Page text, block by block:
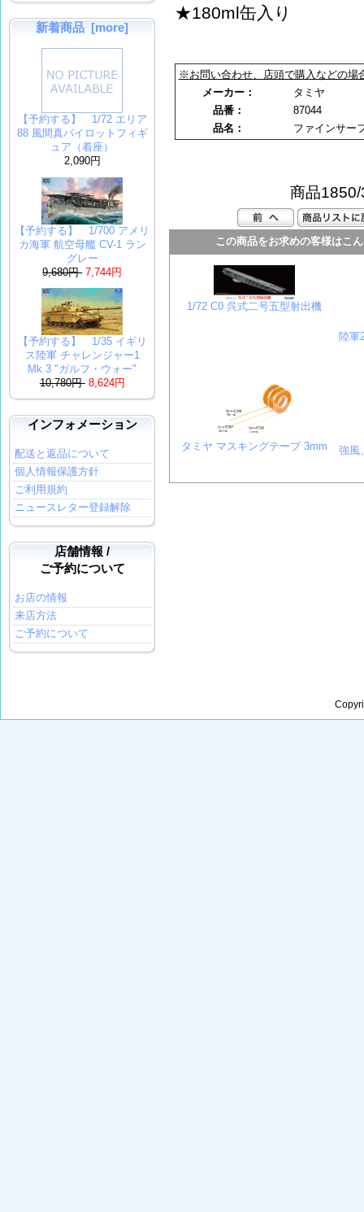
新着商品 [more]
【予約する】 1/72 エリア
88 風間真パイロットフィギ
ュア（着座）
2,090円
【予約する】 1/700 アメリ
カ海軍 航空母艦 CV-1 ラン
グレー
9,680円 7,744円
【予約する】 1/35 イギリ
ス陸軍 チャレンジャー1
Mk.3 "ガルフ・ウォー"
10,780円 8,624円
インフォメーション
配送と返品について
個人情報保護方針
ご利用規約
ニュースレター登録解除
店舗情報 /
ご予約について
お店の情報
来店方法
ご予約について
★180ml缶入り
※お問い合わせ、店頭で購入などの場
メーカー：
タミヤ
品番：
87044
品名：
ファインサー
商品
この商品をお求めの客様はこ
1/72 C0 呉式二号五型射出機
陸軍
タミヤ マスキングテープ 3mm 強風